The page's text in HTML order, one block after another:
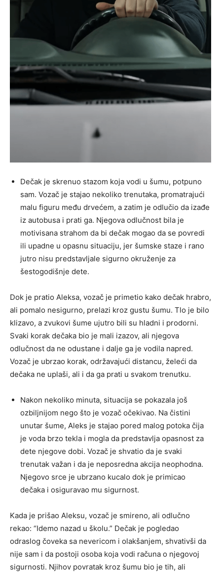
Dečak je skrenuo stazom koja vodi u šumu, potpuno
sam. Vozač je stajao nekoliko trenutaka, promatrajući
malu figuru među drvećem, a zatim je odlučio da izađe
iz autobusa i prati ga. Njegova odlučnost bila je
motivisana strahom da bi dečak mogao da se povredi
ili upadne u opasnu situaciju, jer šumske staze i rano
jutro nisu predstavljale sigurno okruženje za
šestogodišnje dete.
Dok je pratio Aleksa, vozač je primetio kako dečak hrabro,
ali pomalo nesigurno, prelazi kroz gustu šumu. Tlo je bilo
klizavo, a zvukovi šume ujutro bili su hladni i prodorni.
Svaki korak dečaka bio je mali izazov, ali njegova
odlučnost da ne odustane i dalje ga je vodila napred.
Vozač je ubrzao korak, održavajući distancu, želeći da
dečaka ne uplaši, ali i da ga prati u svakom trenutku.
Nakon nekoliko minuta, situacija se pokazala još
ozbiljnijom nego što je vozač očekivao. Na čistini
unutar šume, Aleks je stajao pored malog potoka čija
je voda brzo tekla i mogla da predstavlja opasnost za
dete njegove dobi. Vozač je shvatio da je svaki
trenutak važan i da je neposredna akcija neophodna.
Njegovo srce je ubrzano kucalo dok je primicao
dečaka i osiguravao mu sigurnost.
Kada je prišao Aleksu, vozač je smireno, ali odlučno
rekao: “Idemo nazad u školu.” Dečak je pogledao
odraslog čoveka sa nevericom i olakšanjem, shvativši da
nije sam i da postoji osoba koja vodi računa o njegovoj
sigurnosti. Njihov povratak kroz šumu bio je tih, ali